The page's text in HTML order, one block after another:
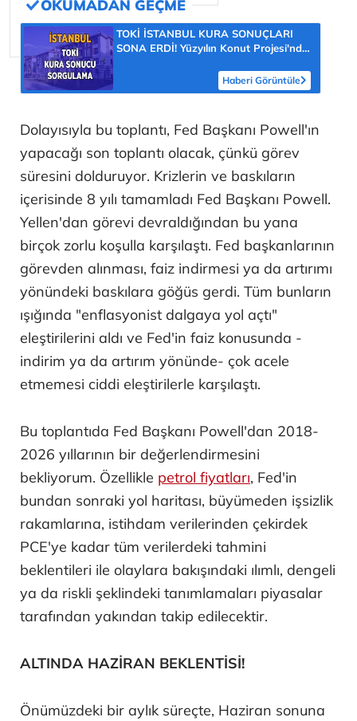
TOKİ İSTANBUL KURA SONUÇLARI
SONA ERDİ! Yüzyılın Konut Projesi'nde
kura çekimi bitti mi? TOKİ İstanbul
kura sonuçları nereden öğrenilir?
Haberi Görüntüle
Dolayısıyla bu toplantı, Fed Başkanı Powell'ın
yapacağı son toplantı olacak, çünkü görev
süresini dolduruyor. Krizlerin ve baskıların
içerisinde 8 yılı tamamladı Fed Başkanı Powell.
Yellen'dan görevi devraldığından bu yana
birçok zorlu koşulla karşılaştı. Fed başkanlarının
görevden alınması, faiz indirmesi ya da artırımı
yönündeki baskılara göğüs gerdi. Tüm bunların
ışığında "enflasyonist dalgaya yol açtı"
eleştirilerini aldı ve Fed'in faiz konusunda -
indirim ya da artırım yönünde- çok acele
etmemesi ciddi eleştirilerle karşılaştı.
Bu toplantıda Fed Başkanı Powell'dan 2018-
2026 yıllarının bir değerlendirmesini
bekliyorum. Özellikle petrol fiyatları, Fed'in
bundan sonraki yol haritası, büyümeden işsizlik
rakamlarına, istihdam verilerinden çekirdek
PCE'ye kadar tüm verilerdeki tahmini
beklentileri ile olaylara bakışındaki ılımlı, dengeli
ya da riskli şeklindeki tanımlamaları piyasalar
tarafından yakından takip edilecektir.
ALTINDA HAZİRAN BEKLENTİSİ!
Önümüzdeki bir aylık süreçte, Haziran sonuna